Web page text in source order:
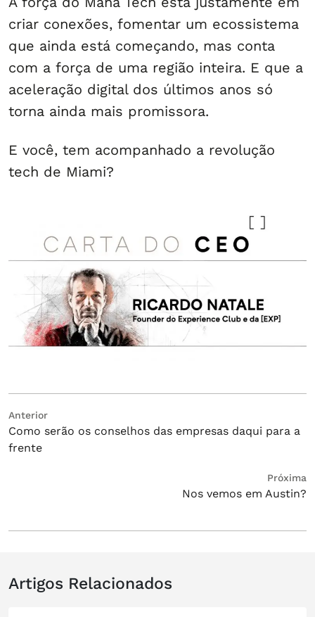
criar conexões, fomentar um ecossistema
que ainda está começando, mas conta
com a força de uma região inteira. E que a
aceleração digital dos últimos anos só
torna ainda mais promissora.
E você, tem acompanhado a revolução
tech de Miami?
Navegação
de
Post
Anterior
Post
anterior:
Como serão os conselhos das empresas daqui para a
frente
Próxima
Nos vemos em Austin?
Artigos Relacionados